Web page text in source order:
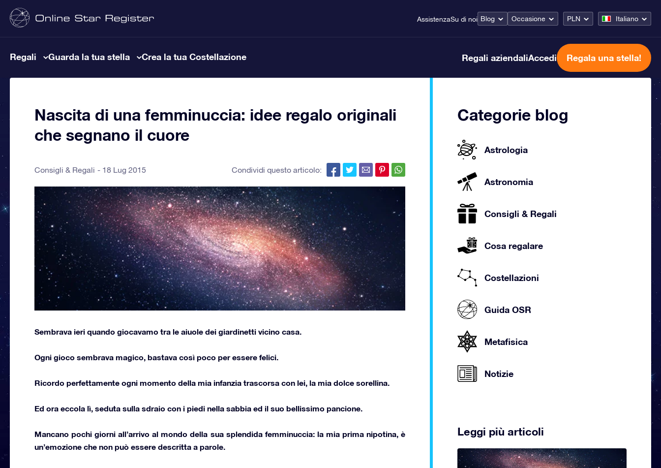
AssistenzaSu di noi Blog Occasione PLN Italiano
Regali Guarda la tua stella Crea la tua Costellazione Regali aziendaliAccedi Regala una stella!
Nascita di una femminuccia: idee regalo originali
che segnano il cuore
Consigli & Regali 18 Lug 2015 Condividi questo articolo:
Sembrava ieri quando giocavamo tra le aiuole dei giardinetti vicino casa.
Ogni gioco sembrava magico, bastava così poco per essere felici.
Ricordo perfettamente ogni momento della mia infanzia trascorsa con lei, la mia dolce sorellina.
Ed ora eccola lì, seduta sulla sdraio con i piedi nella sabbia ed il suo bellissimo pancione.
Mancano pochi giorni all’arrivo al mondodella sua splendida femminuccia: la mia prima nipotina, è
un’emozione che non può essere descritta a parole.
Categorie blog
Astrologia
Astronomia
Consigli & Regali
Cosa regalare
Costellazioni
Guida OSR
Metafisica
Notizie
Leggi più articoli